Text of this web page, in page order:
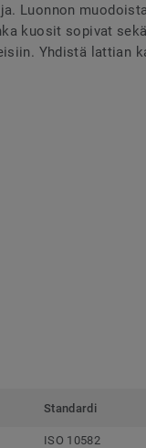
Luonnon
kuosit sopivat
Yhdistä lattian
Standardi
ISO 10582